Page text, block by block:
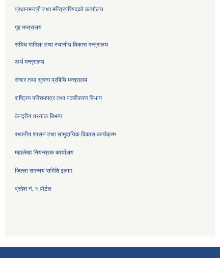
प्रधानमन्त्री तथा मन्त्रिपरिषदको कार्यालय
गृह मन्त्रालय
संघिय मामिला तथा स्थानीय विकास मन्त्रालय
अर्थ मन्त्रालय
संचार तथा सूचना प्रबिधि मन्त्रालय
राष्ट्रिय परिचयपत्र तथा पञ्जीकरण बिभाग
केन्द्रीय तथ्यांक बिभाग
स्थानीय शासन तथा सामुदायिक विकास कार्यक्रम
महालेखा नियन्त्रक कार्यालय
जिल्ला समन्वय समिति इलाम
प्रदेश नं. १ पोर्टल